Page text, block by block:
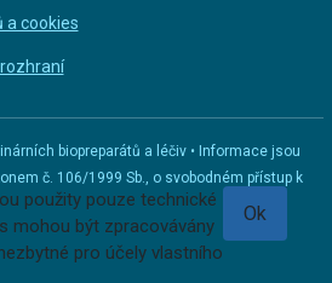
a cookies
biopreparátů a léčiv • Informace jsou
č. 106/1999 Sb., o svobodném přístup k
použity pouze technické
mohou být zpracovávány
pro účely vlastního
Ok